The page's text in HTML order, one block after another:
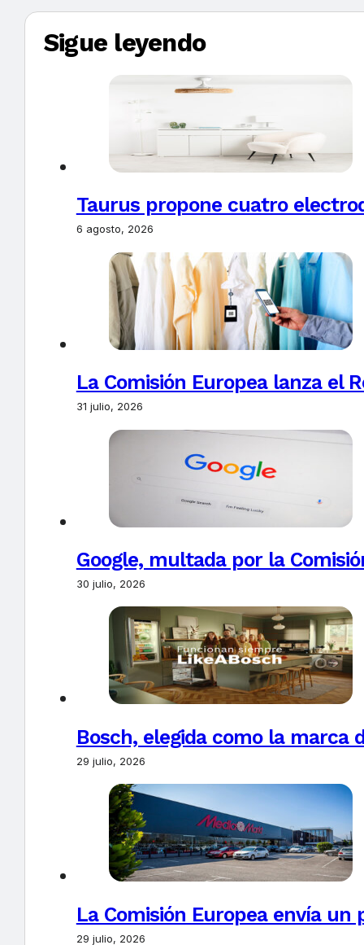
Sigue leyendo
Taurus propone cuatro
6 agosto, 2026
La Comisión Europea lanza el
31 julio, 2026
Google, multada por la
30 julio, 2026
Bosch, elegida como la marca
29 julio, 2026
La Comisión Europea envía un
29 julio, 2026